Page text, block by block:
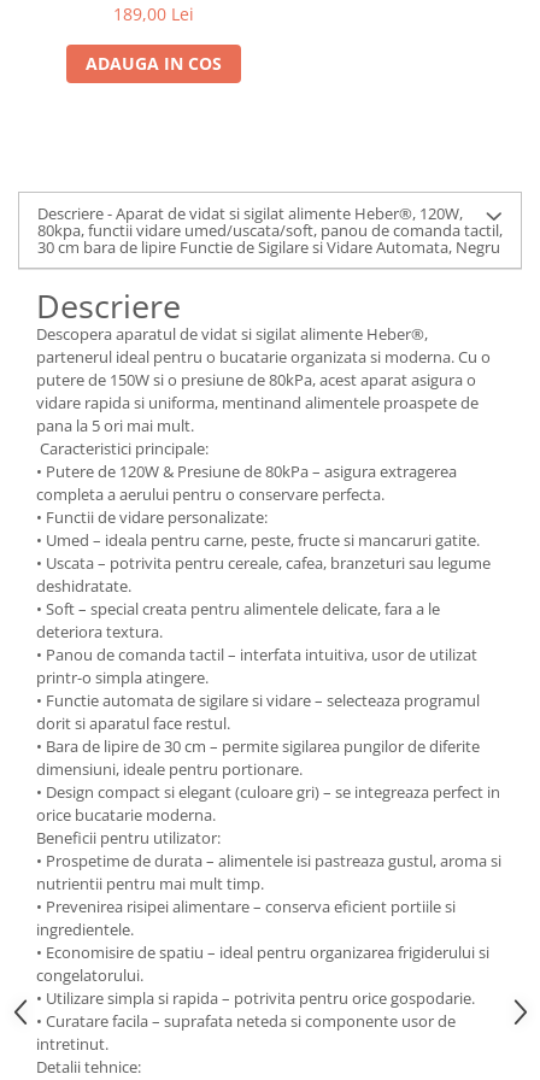
de comanda tactil, 30 cm
Sigilare si Vidare
Automata, Gri
189,00 Lei
ADAUGA IN COS
Descriere - Aparat de vidat si sigilat alimente Heber®, 120W,
80kpa, functii vidare umed/uscata/soft, panou de comanda tactil,
30 cm bara de lipire Functie de Sigilare si Vidare Automata, Negru
Descriere
Descopera aparatul de vidat si sigilat alimente Heber®️,
partenerul ideal pentru o bucatarie organizata si moderna. Cu o
putere de 150W si o presiune de 80kPa, acest aparat asigura o
vidare rapida si uniforma, mentinand alimentele proaspete de
pana la 5 ori mai mult.
Caracteristici principale:
• Putere de 120W & Presiune de 80kPa – asigura extragerea
completa a aerului pentru o conservare perfecta.
• Functii de vidare personalizate:
• Umed – ideala pentru carne, peste, fructe si mancaruri gatite.
• Uscata – potrivita pentru cereale, cafea, branzeturi sau legume
deshidratate.
• Soft – special creata pentru alimentele delicate, fara a le
deteriora textura.
• Panou de comanda tactil – interfata intuitiva, usor de utilizat
printr-o simpla atingere.
• Functie automata de sigilare si vidare – selecteaza programul
dorit si aparatul face restul.
• Bara de lipire de 30 cm – permite sigilarea pungilor de diferite
dimensiuni, ideale pentru portionare.
• Design compact si elegant (culoare gri) – se integreaza perfect in
orice bucatarie moderna.
Beneficii pentru utilizator:
• Prospetime de durata – alimentele isi pastreaza gustul, aroma si
nutrientii pentru mai mult timp.
• Prevenirea risipei alimentare – conserva eficient portiile si
ingredientele.
• Economisire de spatiu – ideal pentru organizarea frigiderului si
congelatorului.
• Utilizare simpla si rapida – potrivita pentru orice gospodarie.
• Curatare facila – suprafata neteda si componente usor de
intretinut.
Detalii tehnice: